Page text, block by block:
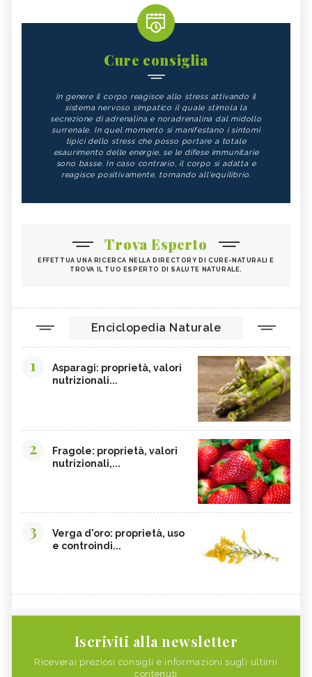
Cure consiglia
In genere il corpo reagisce allo stress attivando il
sistema nervoso simpatico il quale stimola la
secrezione di adrenalina e noradrenalina dal midollo
surrenale. In quel momento si manifestano i sintomi
tipici dello stress che posso portare a totale
esaurimento delle energie, se le difese immunitarie
sono basse. In caso contrario, il corpo si adatta e
reagisce positivamente, tornando all'equilibrio.
Trova Esperto
EFFETTUA UNA RICERCA NELLA DIRECTORY DI CURE-NATURALI E
TROVA IL TUO ESPERTO DI SALUTE NATURALE.
Enciclopedia Naturale
1
Asparagi: proprietà, valori
nutrizionali...
2
Fragole: proprietà, valori
nutrizionali,...
3
Verga d'oro: proprietà, uso
e controindi...
Iscriviti alla newsletter
Riceverai preziosi consigli e informazioni sugli ultimi
contenuti